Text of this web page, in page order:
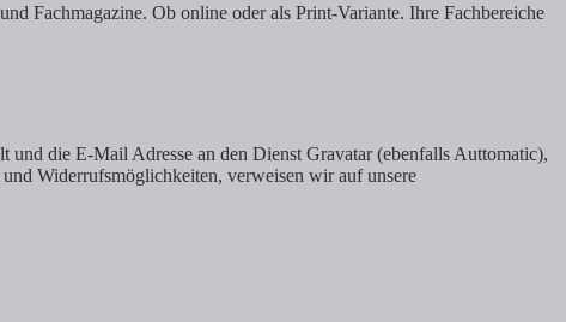
Fachmagazine. Ob online oder als Print-Variante. Ihre Fachbereiche
die E-Mail Adresse an den Dienst Gravatar (ebenfalls Auttomatic),
Widerrufsmöglichkeiten, verweisen wir auf unsere